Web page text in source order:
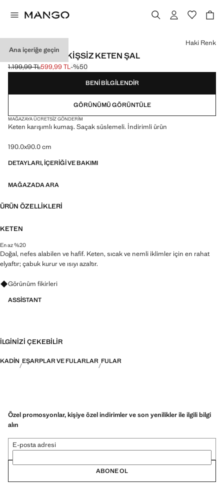
Ana içeriğe geçin
KENARLARI DIKIŞSIZ KETEN ŞAL
Üstü çizili ilk fiyat [1.199,99 TL ]
1.199,99 TL
Güncel fiyat [599,99 TL ]
599,99 TL-%50
Bir renk seçin
Haki Renk
BENI BILGILENDIR
GÖRÜNÜMÜ GÖRÜNTÜLE
MAĞAZAYA ÜCRETSIZ GÖNDERIM
Keten karışımlı kumaş. Saçak süslemeli. İndirimli ürün
190.0x90.0 cm
DETAYLARI, IÇERIĞI VE BAKIMI
MAĞAZADA ARA
ÜRÜN ÖZELLIKLERI
KETEN
En az %20
Doğal, nefes alabilen ve hafif. Keten, sıcak ve nemli iklimler için en rahat
elyaftır; çabuk kurur ve ısıyı azaltır.
Görünümler, ürünler ve trendler hakkında sorular sorun
Görünüm fikirleri
ASSISTANT
İLGINIZI ÇEKEBILIR
KADIN EŞARPLAR VE FULARLAR FULAR
Özel promosyonlar, kişiye özel indirimler ve son yenilikler ile ilgili bilgi
alın
E-posta adresi
ABONE OL